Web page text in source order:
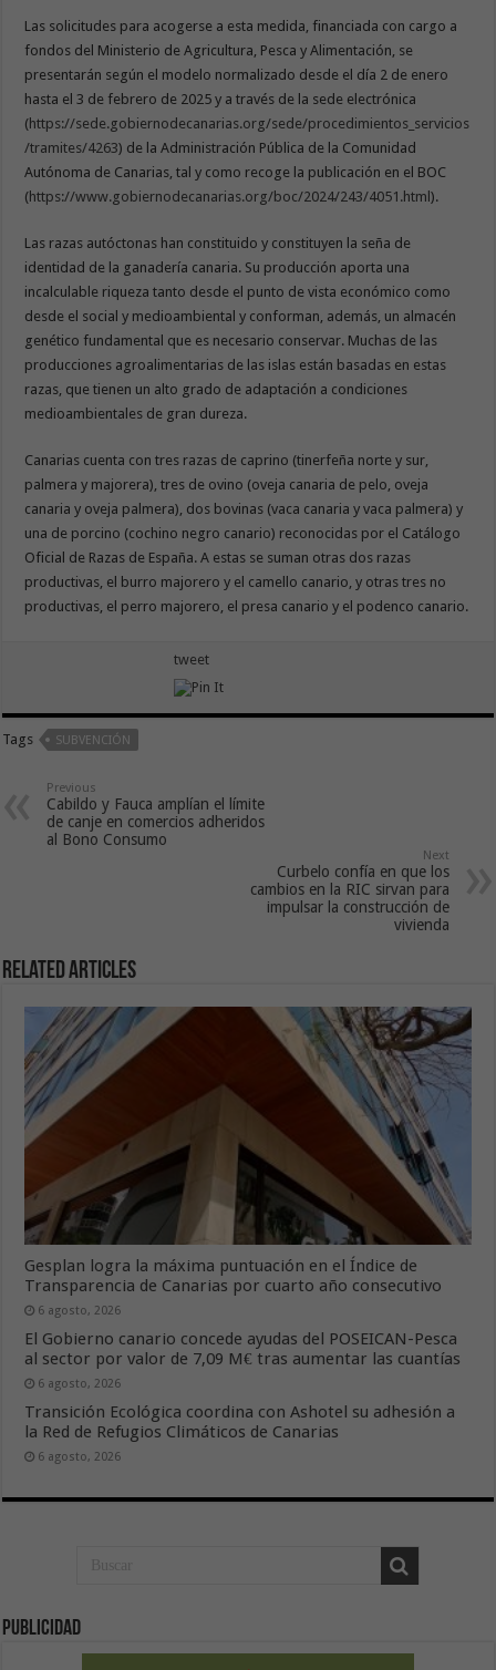
Las solicitudes para acogerse a esta medida, financiada con cargo a
fondos del Ministerio de Agricultura, Pesca y Alimentación, se
presentarán según el modelo normalizado desde el día 2 de enero
hasta el 3 de febrero de 2025 y a través de la sede electrónica
(https://sede.gobiernodecanarias.org/sede/procedimientos_servicios
/tramites/4263) de la Administración Pública de la Comunidad
Autónoma de Canarias, tal y como recoge la publicación en el BOC
(https://www.gobiernodecanarias.org/boc/2024/243/4051.html).
Las razas autóctonas han constituido y constituyen la seña de
identidad de la ganadería canaria. Su producción aporta una
incalculable riqueza tanto desde el punto de vista económico como
desde el social y medioambiental y conforman, además, un almacén
genético fundamental que es necesario conservar. Muchas de las
producciones agroalimentarias de las islas están basadas en estas
razas, que tienen un alto grado de adaptación a condiciones
medioambientales de gran dureza.
Canarias cuenta con tres razas de caprino (tinerfeña norte y sur,
palmera y majorera), tres de ovino (oveja canaria de pelo, oveja
canaria y oveja palmera), dos bovinas (vaca canaria y vaca palmera) y
una de porcino (cochino negro canario) reconocidas por el Catálogo
Oficial de Razas de España. A estas se suman otras dos razas
productivas, el burro majorero y el camello canario, y otras tres no
productivas, el perro majorero, el presa canario y el podenco canario.
tweet
Tags SUBVENCIÓN
Previous
Cabildo y Fauca amplían el límite
de canje en comercios adheridos
al Bono Consumo
Next
Curbelo confía en que los
cambios en la RIC sirvan para
impulsar la construcción de
vivienda
Related Articles
Gesplan logra la máxima puntuación en el Índice de
Transparencia de Canarias por cuarto año consecutivo
6 agosto, 2026
El Gobierno canario concede ayudas del POSEICAN-Pesca
al sector por valor de 7,09 M€ tras aumentar las cuantías
6 agosto, 2026
Transición Ecológica coordina con Ashotel su adhesión a
la Red de Refugios Climáticos de Canarias
6 agosto, 2026
Publicidad